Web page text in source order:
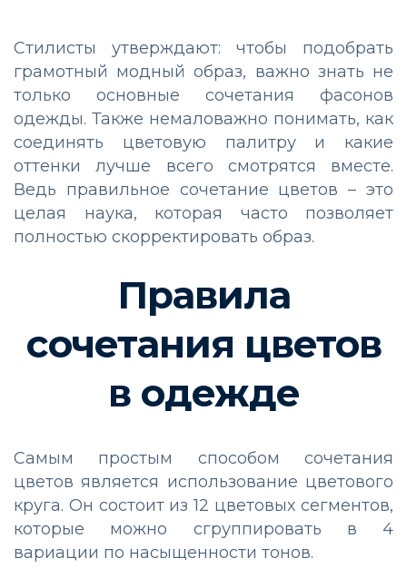
Стилисты утверждают: чтобы подобрать
грамотный модный образ, важно знать не
только основные сочетания фасонов
одежды. Также немаловажно понимать, как
соединять цветовую палитру и какие
оттенки лучше всего смотрятся вместе.
Ведь правильное сочетание цветов – это
целая наука, которая часто позволяет
полностью скорректировать образ.
Правила
сочетания цветов
в одежде
Самым простым способом сочетания
цветов является использование цветового
круга. Он состоит из 12 цветовых сегментов,
которые можно сгруппировать в 4
вариации по насыщенности тонов.